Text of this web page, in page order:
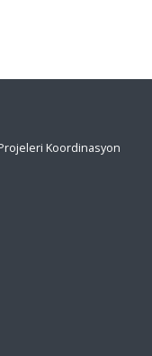
Koordinasyon